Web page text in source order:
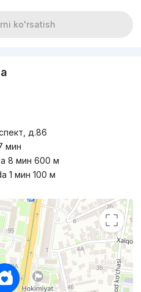
ko'rsatish
д.86
мин
8 мин 600 м
1 мин 100 м